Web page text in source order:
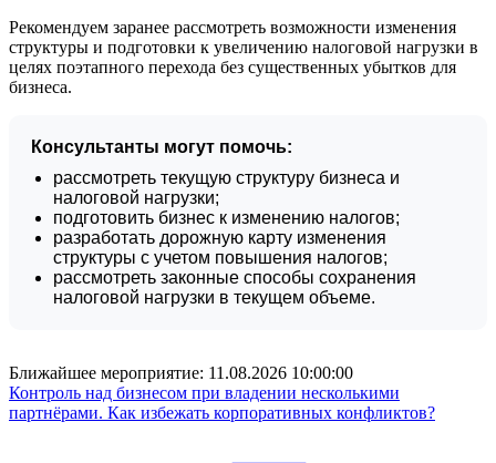
Рекомендуем заранее рассмотреть возможности изменения
структуры и подготовки к увеличению налоговой нагрузки в
целях поэтапного перехода без существенных убытков для
бизнеса.
Консультанты могут помочь:
рассмотреть текущую структуру бизнеса и
налоговой нагрузки;
подготовить бизнес к изменению налогов;
разработать дорожную карту изменения
структуры с учетом повышения налогов;
рассмотреть законные способы сохранения
налоговой нагрузки в текущем объеме.
Ближайшее мероприятие: 11.08.2026 10:00:00
Контроль над бизнесом при владении несколькими
партнёрами. Как избежать корпоративных конфликтов?